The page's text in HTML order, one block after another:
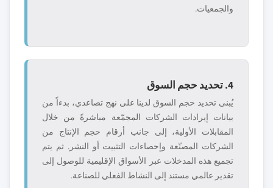
والجمعيات.
4. تحديد حجم السوق
يُبنى تحديد حجم السوق لدينا على نهج تصاعدي، بدءاً من
بيانات إيرادات الشركات المجمّعة مباشرةً من خلال
المقابلات الأولية، إلى جانب أرقام حجم الإنتاج من
الشركات المصنّعة وإحصاءات التثبيت أو النشر. ثم يتم
تجميع هذه المدخلات عبر الأسواق الإقليمية للوصول إلى
تقدير عالمي مستند إلى النشاط الفعلي للصناعة.